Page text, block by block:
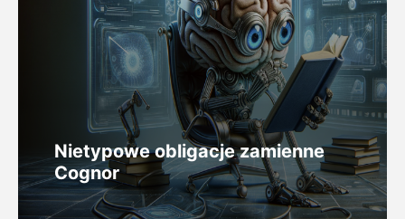
Nietypowe obligacje zamienne
Cognor